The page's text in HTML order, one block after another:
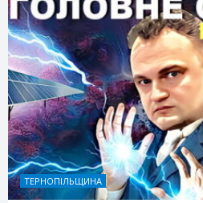
ТЕРНОПІЛЬЩИНА